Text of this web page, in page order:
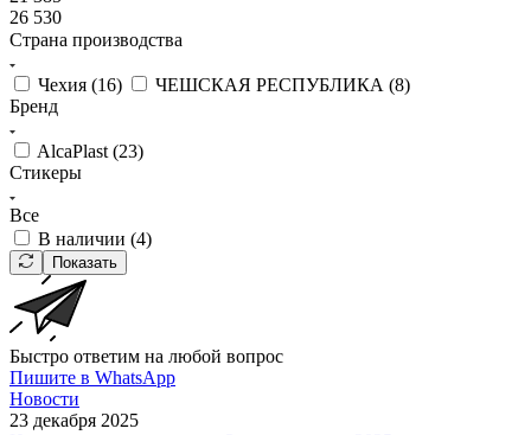
26 530
Страна производства
Чехия (16) ЧЕШСКАЯ РЕСПУБЛИКА (8)
Бренд
AlcaPlast (23)
Стикеры
Все
В наличии (4)
Показать
Быстро ответим на любой вопрос
Пишите в WhatsApp
Новости
23 декабря 2025